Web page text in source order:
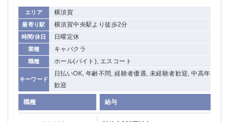
エリア 横須賀
最寄り駅 横須賀中央駅より徒歩2分
時間/休日 日曜定休
業種 キャバクラ
職種 ホール(バイト), エスコート
キーワード
日払いOK, 年齢不問, 経験者優遇, 未経験者歓迎, 中高年
歓迎
職種 給与